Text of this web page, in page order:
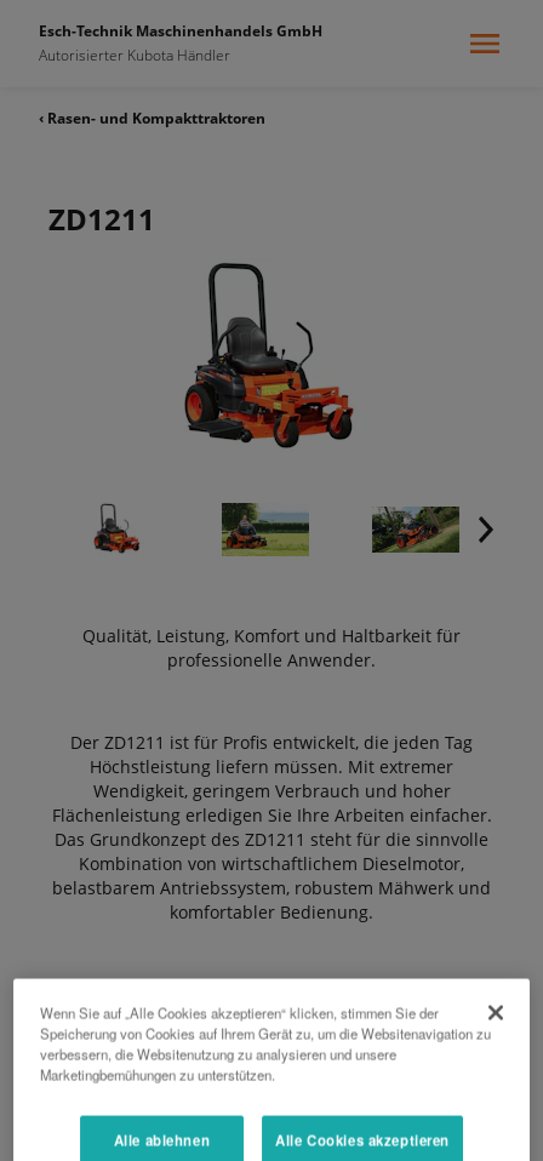
Esch-Technik Maschinenhandels GmbH
Autorisierter Kubota Händler
‹ Rasen- und Kompakttraktoren
ZD1211
Qualität, Leistung, Komfort und Haltbarkeit für
professionelle Anwender.
Der ZD1211 ist für Profis entwickelt, die jeden Tag
Höchstleistung liefern müssen. Mit extremer
Wendigkeit, geringem Verbrauch und hoher
Flächenleistung erledigen Sie Ihre Arbeiten einfacher.
Das Grundkonzept des ZD1211 steht für die sinnvolle
Kombination von wirtschaftlichem Dieselmotor,
belastbarem Antriebssystem, robustem Mähwerk und
komfortabler Bedienung.
Alle Hauptkomponenten wie Motor, Getriebe, Rahmen
und Mähwerk kommen aus eigener Produktion und
sind ohne Kompromisse aufeinander abgestimmt.
Wenn Sie auf „Alle Cookies akzeptieren“ klicken, stimmen Sie der
Speicherung von Cookies auf Ihrem Gerät zu, um die Websitenavigation zu
verbessern, die Websitenutzung zu analysieren und unsere
Marketingbemühungen zu unterstützen.
Alle ablehnen Alle Cookies akzeptieren